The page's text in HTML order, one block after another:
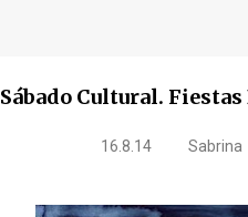
Sábado Cultural. Fiestas
16.8.14 Sabrina